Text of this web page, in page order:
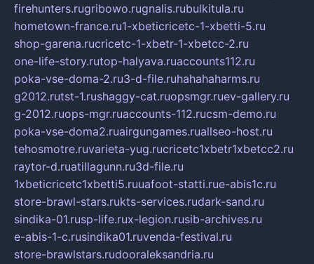
firehunters.rugribowo.rugnalis.rubulkitula.ru
hometown-france.ru1-xbeticricetc-1-xbetti-5.ru
shop-garena.rucricetc-1-xbetr-1-xbetcc-2.ru
one-life-story.rutop-halyava.ruaccounts112.ru
poka-vse-doma-2.ru3-d-file.ruhahahaharms.ru
g2012.rutst-1.rushaggy-cat.ruopsmgr.ruev-gallery.ru
g-2012.ruops-mgr.ruaccounts-112.rucsm-demo.ru
poka-vse-doma2.ruairgungames.ruallseo-host.ru
tehosmotre.ruvarieta-yug.rucricetc1xbetr1xbetcc2.ru
raytor-d.ruatillagunn.ru3d-file.ru
1xbeticricetc1xbetti5.ruuafoot-statti.rue-abis1c.ru
store-brawl-stars.rukts-services.rudark-sand.ru
sindika-01.rusp-life.rux-legion.rusib-archives.ru
e-abis-1-c.rusindika01.ruvenda-festival.ru
store-brawlstars.rudooraleksandria.ru